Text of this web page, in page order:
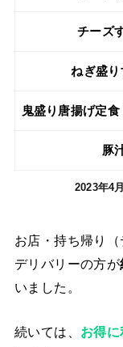
チーズ
ねぎ盛り
鬼盛り唐揚げ定食
豚
2023年4
お店・持ち帰り（
デリバリーの方が
いました。
続いては、 お得